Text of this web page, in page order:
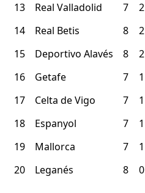
13
Real Valladolid 7 2
14
Real Betis 8 2
15
Deportivo Alavés 8 2
16
Getafe 7 1
17
Celta de Vigo 7 1
18
Espanyol 7 1
19
Mallorca 7 1
20
Leganés 8 0